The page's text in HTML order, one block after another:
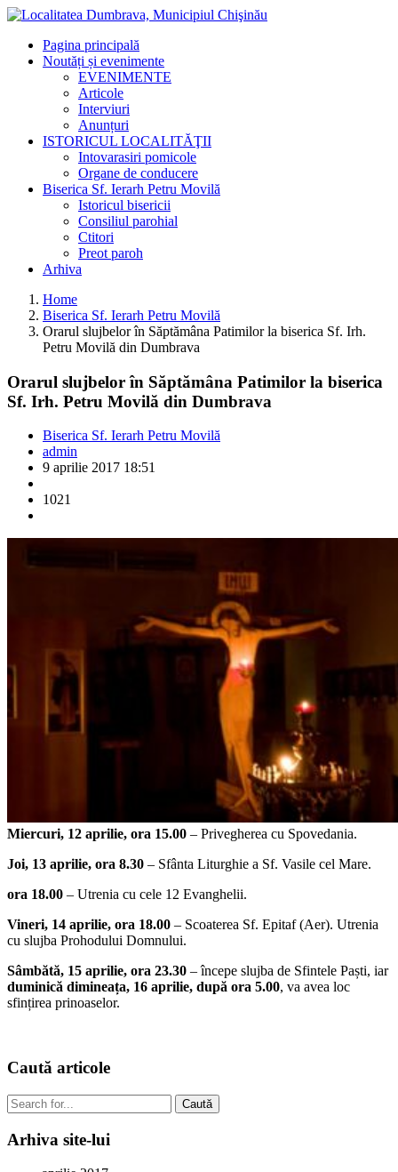
Pagina principală
Noutăți și evenimente
EVENIMENTE
Articole
Interviuri
Anunțuri
ISTORICUL LOCALITĂŢII
Intovarasiri pomicole
Organe de conducere
Biserica Sf. Ierarh Petru Movilă
Istoricul bisericii
Consiliul parohial
Ctitori
Preot paroh
Arhiva
Home
Biserica Sf. Ierarh Petru Movilă
Orarul slujbelor în Săptămâna Patimilor la biserica Sf. Irh.
Petru Movilă din Dumbrava
Orarul slujbelor în Săptămâna Patimilor la biserica
Sf. Irh. Petru Movilă din Dumbrava
Biserica Sf. Ierarh Petru Movilă
admin
9 aprilie 2017 18:51
1021
Miercuri, 12 aprilie, ora 15.00 – Privegherea cu Spovedania.
Joi, 13 aprilie, ora 8.30 – Sfânta Liturghie a Sf. Vasile cel Mare.
ora 18.00 – Utrenia cu cele 12 Evanghelii.
Vineri, 14 aprilie, ora 18.00 – Scoaterea Sf. Epitaf (Aer). Utrenia
cu slujba Prohodului Domnului.
Sâmbătă, 15 aprilie, ora 23.30 – începe slujba de Sfintele Paști, iar
duminică dimineața, 16 aprilie, după ora 5.00, va avea loc
sfințirea prinoaselor.
Caută articole
Caută
Arhiva site-lui